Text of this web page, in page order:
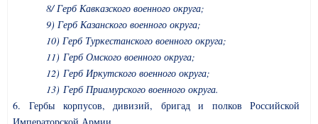
8/ Герб Кавказского военного округа;
9) Герб Казанского военного округа;
10) Герб Туркестанского военного округа;
11) Герб Омского военного округа;
12) Герб Иркутского военного округа;
13) Герб Приамурского военного округа.
6. Гербы корпусов, дивизий, бригад и полков Российской